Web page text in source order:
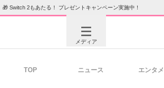
🎁 Switch 2もあたる！ プレゼントキャンペーン実施中！
メディア
TOP ニュース エンタメ